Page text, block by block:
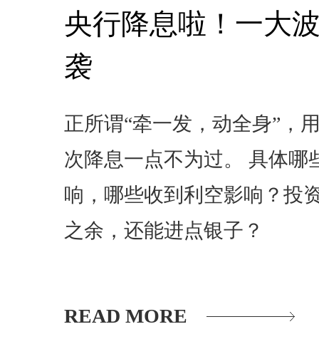
央行降息啦！一大
袭
正所谓“牵一发，动全身”，
次降息一点不为过。 具体哪
响，哪些收到利空影响？投
之余，还能进点银子？
READ MORE